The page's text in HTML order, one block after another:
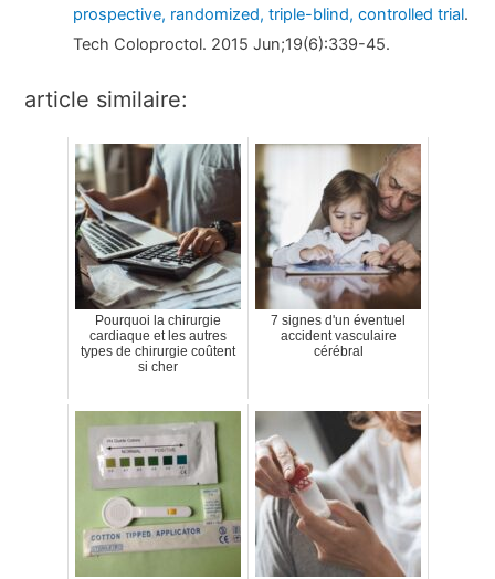
prospective, randomized, triple-blind, controlled trial.
Tech Coloproctol. 2015 Jun;19(6):339-45.
article similaire:
Pourquoi la chirurgie
cardiaque et les autres
types de chirurgie coûtent
si cher
7 signes d'un éventuel
accident vasculaire
cérébral